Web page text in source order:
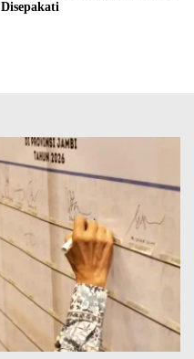
Disepakati